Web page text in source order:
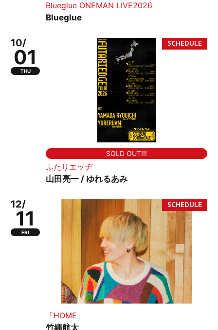
Blueglue ONEMAN LIVE2026
Blueglue
10/
01
THU
SOLD OUT!!!
ふたりエッヂ
山田亮一 / ゆれるあみ
12/
11
FRI
「HOME」
竹縄航太